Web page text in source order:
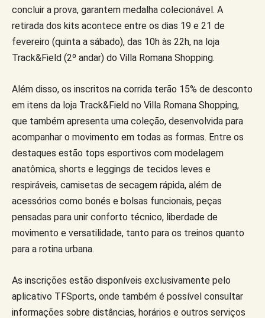
concluir a prova, garantem medalha colecionável. A
retirada dos kits acontece entre os dias 19 e 21 de
fevereiro (quinta a sábado), das 10h às 22h, na loja
Track&Field (2º andar) do Villa Romana Shopping.
Além disso, os inscritos na corrida terão 15% de desconto
em itens da loja Track&Field no Villa Romana Shopping,
que também apresenta uma coleção, desenvolvida para
acompanhar o movimento em todas as formas. Entre os
destaques estão tops esportivos com modelagem
anatômica, shorts e leggings de tecidos leves e
respiráveis, camisetas de secagem rápida, além de
acessórios como bonés e bolsas funcionais, peças
pensadas para unir conforto técnico, liberdade de
movimento e versatilidade, tanto para os treinos quanto
para a rotina urbana.
As inscrições estão disponíveis exclusivamente pelo
aplicativo TFSports, onde também é possível consultar
informações sobre distâncias, horários e outros serviços